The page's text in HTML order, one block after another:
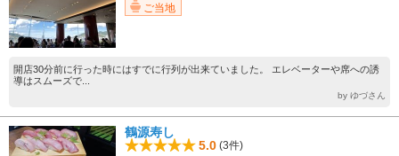
ご当地
開店30分前に行った時にはすでに行列が出来ていました。 エレベーターや席への誘
導はスムーズで...
by ゆづさん
鶴源寿し
5.0 (3件)